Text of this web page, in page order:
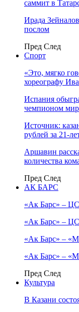
саммит в
Ирада
послом
Пред След
Спорт
«Это, мягко
хореографу
Испания
чемпионом
Источник:
рублей за 21-
Аршавин
количества
Пред След
АК БАРС
«Ак Барс» –
«Ак Барс» –
«Ак Барс» –
«Ак Барс» –
Пред След
Культура
В Казани